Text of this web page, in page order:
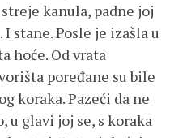
kanula, padne joj
stane. Posle je izašla u
hoće. Od vrata
poređane su bile
koraka. Pazeći da ne
u glavi joj se, s koraka